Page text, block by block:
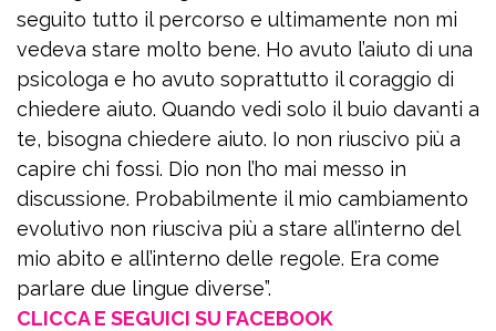
seguito tutto il percorso e ultimamente non mi
vedeva stare molto bene. Ho avuto l’aiuto di una
psicologa e ho avuto soprattutto il coraggio di
chiedere aiuto. Quando vedi solo il buio davanti a
te, bisogna chiedere aiuto. Io non riuscivo più a
capire chi fossi. Dio non l’ho mai messo in
discussione. Probabilmente il mio cambiamento
evolutivo non riusciva più a stare all’interno del
mio abito e all’interno delle regole. Era come
parlare due lingue diverse”.
CLICCA E SEGUICI SU FACEBOOK